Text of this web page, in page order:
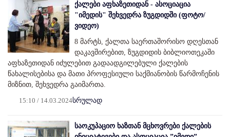
ქალები აფხაზეთიდან - ასოციაცია
"იმედის" შეხვედრა ზუგდიდში (ფოტო/
ვიდეო)
8 მარტს, ქალთა საერთაშორისო დღესთან
დაკავშირებით, ზუგდიდის ბიბლიოთეკაში
აფხაზეთიდან იძულებით გადაადგილებული ქალების
წახალისებისა და მათი პროფესიული საქმიანობის წარმოჩენის
მიზნით, შეხვედრა გაიმართა.
15:10 / 14.03.2024სრულად
საოკუპაციო ხაზთან მცხოვრები ქალების